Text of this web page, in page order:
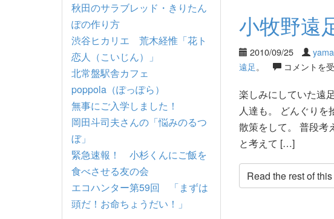
小牧野遠
2010/09/25
遠足。 コメントを
楽しみにしていた遠
人達も。 どんぐり
散策をして。 普段考
と考えて […]
Read the rest of
秋田のサラブレッド・きりたん
ぽの作り方
渋谷ヒカリエ 荒木経惟「花ト
恋人（こいじん）」
北常盤駅舎カフェ
poppola（ぽっぽら）
無事にご入学しました！
岡田斗司夫さんの「悩みのるつ
ぼ」
緊急速報！ 小杉くんにご飯を
食べさせる友の会
エコハンター第59回 「まずは
頭だ！お命ちょうだい！」